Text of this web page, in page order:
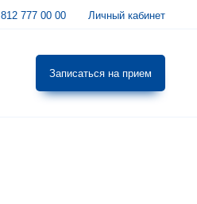
812 777 00 00 Личный кабинет
Записаться на прием